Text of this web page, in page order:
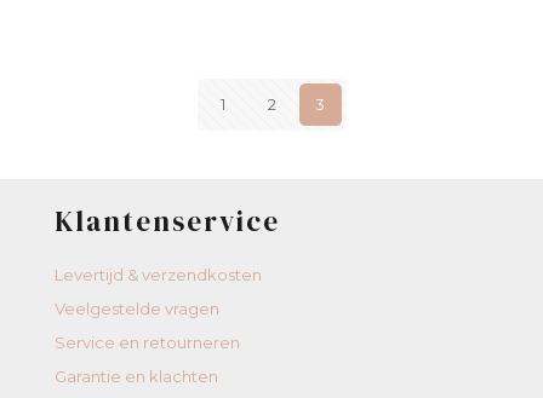
1 2 3
Klantenservice
Levertijd & verzendkosten
Veelgestelde vragen
Service en retourneren
Garantie en klachten